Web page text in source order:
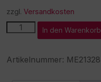
zzgl.Versandkosten
Dichtungsset
für
Careclave
Menge
In den Warenkorb
Artikelnummer: ME21328